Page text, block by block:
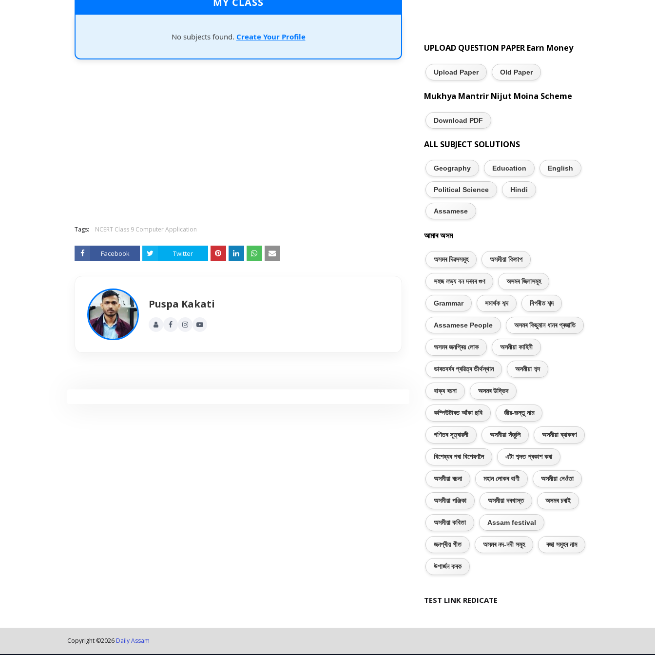
No subjects found. Create Your Profile
Tags: NCERT Class 9 Computer Application
Facebook Twitter
Puspa Kakati
UPLOAD QUESTION PAPER Earn Money
Upload Paper Old Paper
Mukhya Mantrir Nijut Moina Scheme
Download PDF
ALL SUBJECT SOLUTIONS
Geography Education English
Political Science Hindi
Assamese
আমাৰ অসম
অসমৰ দিৱসসমূহ অসমীয়া কিতাপ
সহজ লভ্য বন দৰবৰ গুণ অসমৰ জিলাসমূহ
Grammar সমাৰ্থক শব্দ বিপৰীত শব্দ
Assamese People অসমৰ কিছুমান ধানৰ প্ৰজাতি
অসমৰ জনপ্ৰিয় লোক অসমীয়া কাহিনী
ভাৰতবৰ্ষৰ প্ৰৱিত্ৰ তীৰ্থস্থান অসমীয়া শব্দ
বাক্য ৰচনা অসমৰ উদ্ভিদ
কম্পিউটাৰত আঁকা ছবি জীৱ-জন্তু নাম
গণিতৰ সূত্ৰাৱলী অসমীয়া সঁজুলি অসমীয়া ব্যাকৰণ
বিশেষ্যৰ পৰা বিশেষণলৈ এটা শব্দত প্ৰকাশ কৰা
অসমীয়া ৰচনা মহান লোকৰ বাণী অসমীয়া নেওঁতা
অসমীয়া পঞ্জিকা অসমীয়া দৰখাস্ত অসমৰ চৰাই
অসমীয়া কবিতা Assam festival
জনপ্ৰীয় গীত অসমৰ নদ-নদী সমূহ ৰজা সমূহৰ নাম
উপাৰ্জন কৰক
TEST LINK REDICATE
Copyright ©2026 Daily Assam